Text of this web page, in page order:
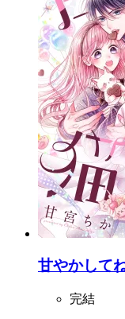
甘やかして
完結